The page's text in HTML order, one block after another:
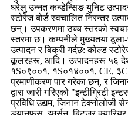
घरेलु उन्नत कन्डेन्सिङ युनिट
स्टोरेज बोर्ड स्वचालित निरन्तर
छन्। उपकरणमा उच्च स्तरको
स्तरमा छ। कम्पनीले मुख्यतया
उत्पादन र बिक्री गर्दछ: कोल्ड
कूलरहरू, आदि। उत्पादनहरू ५६ देश
१S०९००१, १S०१४००१, CE,
प्रमाणीकरण पार गरेका छन्, र
द्वारा जारी गरिएको "इन्टीग्रिटी
प्रविधि उद्यम, जिनान टेक्नोलोजी